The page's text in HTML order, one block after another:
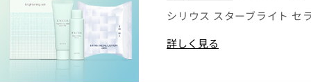
シリウス スターブライト セ
詳しく見る